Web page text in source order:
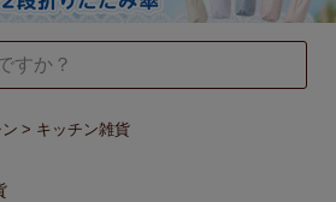
キッチン雑貨